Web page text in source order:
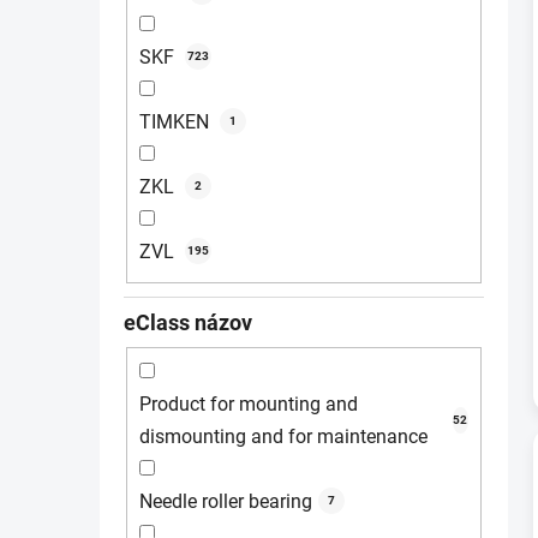
SKF 723
TIMKEN 1
ZKL 2
ZVL 195
eClass názov
Product for mounting and
dismounting and for maintenance
52
Needle roller bearing 7